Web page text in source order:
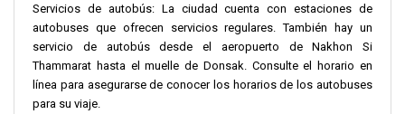
Servicios de autobús: La ciudad cuenta con estaciones de
autobuses que ofrecen servicios regulares. También hay un
servicio de autobús desde el aeropuerto de Nakhon Si
Thammarat hasta el muelle de Donsak. Consulte el horario en
línea para asegurarse de conocer los horarios de los autobuses
para su viaje.